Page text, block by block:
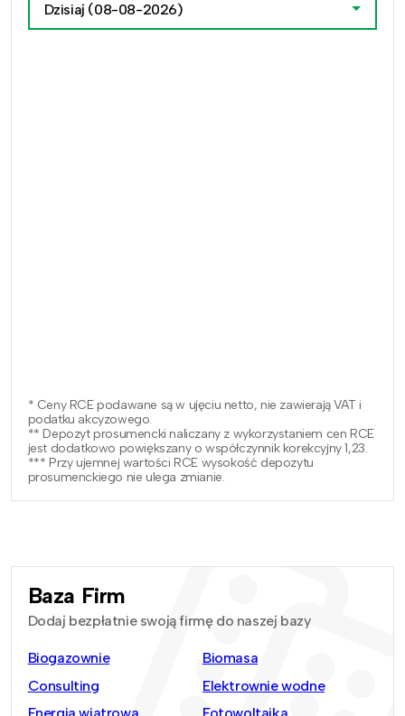
Dzisiaj (08-08-2026)
* Ceny RCE podawane są w ujęciu netto, nie zawierają VAT i
podatku akcyzowego.
** Depozyt prosumencki naliczany z wykorzystaniem cen RCE
jest dodatkowo powiększany o współczynnik korekcyjny 1,23.
*** Przy ujemnej wartości RCE wysokość depozytu
prosumenckiego nie ulega zmianie.
Baza Firm
Dodaj bezpłatnie swoją firmę do naszej bazy
Biogazownie
Biomasa
Consulting
Elektrownie wodne